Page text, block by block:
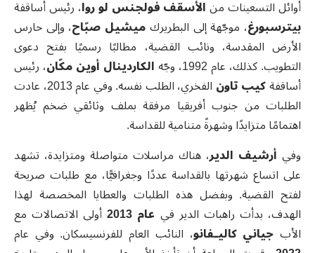
أوائل التسعينات منالأسقف فولجنس لو روا، رئيس أساقفة
بيترسبورغ، موجّهة إلى البطريركميشيل صبّاح، وإلى حارس
الأرض المقدسة، ونائب القضية، مطالبًا رسميًا بفتح دعوى
التطويب. كذلك، عام 1992، وجّه
الكاردينال أوين مكّان، رئيس
أساقفةكيب تاون
الفخري، الطلب نفسه. وفي عام 2013، عادت
الطلبات من جنوب أفريقيا مرفقة بملف وثائقي ضخم يُظهر
اهتمامًا متزايدًا وشهرةً متنامية للقداسة.
وفي أرشيف الدير، هناك مراسلات متواصلة ومتزايدة، تشهد
على اتساع شهرتها بالقداسة عددًا وجغرافيًّا، مع طلبات صريحة
لفتح القضية. وبفضل هذه الطلبات والعطايا المخصصة لهذا
الهدف، بدأت راهبات الدير في عام 2013
أولى الاتصالات مع
الأب جياني كاليـفانو، النائب العام للفرنسيسكان. وفي عام